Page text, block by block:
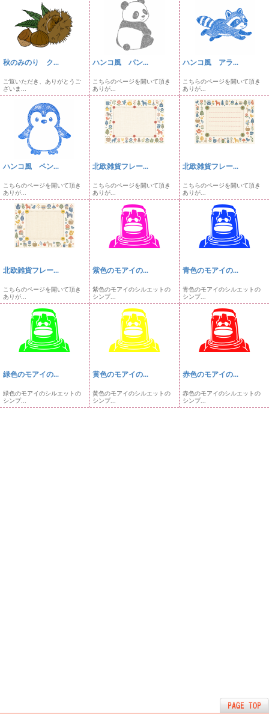
秋のみのり ク...
ご覧いただき、ありがとうご
ざいま...
ハンコ風 パン...
こちらのページを開いて頂き
ありが...
ハンコ風 アラ...
こちらのページを開いて頂き
ありが...
ハンコ風 ペン...
こちらのページを開いて頂き
ありが...
北欧雑貨フレー...
こちらのページを開いて頂き
ありが...
北欧雑貨フレー...
こちらのページを開いて頂き
ありが...
北欧雑貨フレー...
こちらのページを開いて頂き
ありが...
紫色のモアイの...
紫色のモアイのシルエットの
シンプ...
青色のモアイの...
青色のモアイのシルエットの
シンプ...
緑色のモアイの...
緑色のモアイのシルエットの
シンプ...
黄色のモアイの...
黄色のモアイのシルエットの
シンプ...
赤色のモアイの...
赤色のモアイのシルエットの
シンプ...